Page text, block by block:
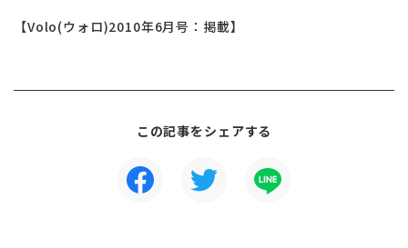
【Volo(ウォロ)2010年6月号：掲載】
この記事をシェアする